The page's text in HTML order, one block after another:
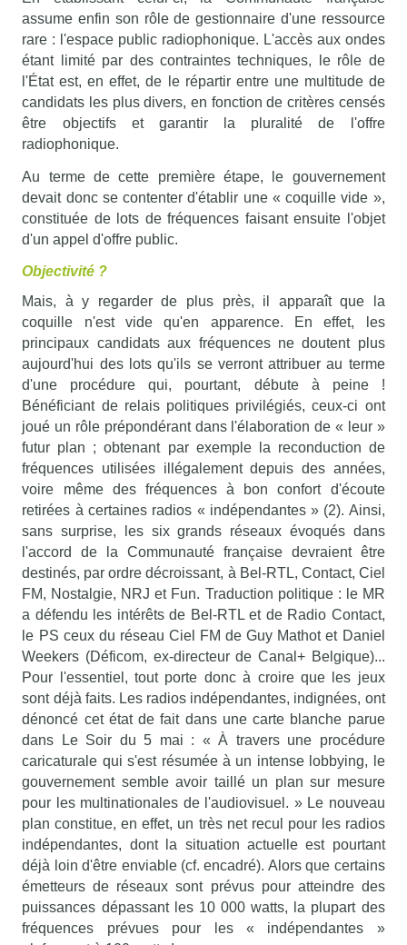
assume enfin son rôle de gestionnaire d'une ressource
rare : l'espace public radiophonique. L'accès aux ondes
étant limité par des contraintes techniques, le rôle de
l'État est, en effet, de le répartir entre une multitude de
candidats les plus divers, en fonction de critères censés
être objectifs et garantir la pluralité de l'offre
radiophonique.
Au terme de cette première étape, le gouvernement
devait donc se contenter d'établir une « coquille vide »,
constituée de lots de fréquences faisant ensuite l'objet
d'un appel d'offre public.
Objectivité ?
Mais, à y regarder de plus près, il apparaît que la
coquille n'est vide qu'en apparence. En effet, les
principaux candidats aux fréquences ne doutent plus
aujourd'hui des lots qu'ils se verront attribuer au terme
d'une procédure qui, pourtant, débute à peine !
Bénéficiant de relais politiques privilégiés, ceux-ci ont
joué un rôle prépondérant dans l'élaboration de « leur »
futur plan ; obtenant par exemple la reconduction de
fréquences utilisées illégalement depuis des années,
voire même des fréquences à bon confort d'écoute
retirées à certaines radios « indépendantes » (2). Ainsi,
sans surprise, les six grands réseaux évoqués dans
l'accord de la Communauté française devraient être
destinés, par ordre décroissant, à Bel-RTL, Contact, Ciel
FM, Nostalgie, NRJ et Fun. Traduction politique : le MR
a défendu les intérêts de Bel-RTL et de Radio Contact,
le PS ceux du réseau Ciel FM de Guy Mathot et Daniel
Weekers (Déficom, ex-directeur de Canal+ Belgique)...
Pour l'essentiel, tout porte donc à croire que les jeux
sont déjà faits. Les radios indépendantes, indignées, ont
dénoncé cet état de fait dans une carte blanche parue
dans Le Soir du 5 mai : « À travers une procédure
caricaturale qui s'est résumée à un intense lobbying, le
gouvernement semble avoir taillé un plan sur mesure
pour les multinationales de l'audiovisuel. » Le nouveau
plan constitue, en effet, un très net recul pour les radios
indépendantes, dont la situation actuelle est pourtant
déjà loin d'être enviable (cf. encadré). Alors que certains
émetteurs de réseaux sont prévus pour atteindre des
puissances dépassant les 10 000 watts, la plupart des
fréquences prévues pour les « indépendantes »